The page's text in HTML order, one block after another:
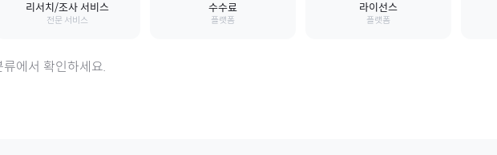
리서치/조사 서비스
전문 서비스
수수료
플랫폼
라이선스
플랫폼
에서 확인하세요.